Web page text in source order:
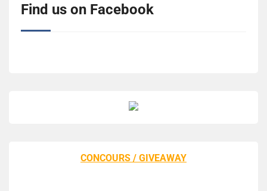
Find us on Facebook
CONCOURS / GIVEAWAY